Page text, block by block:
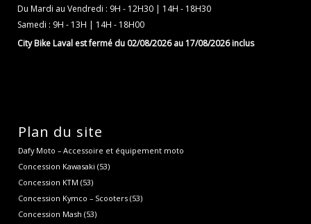
Du Mardi au Vendredi : 9H - 12H30 | 14H - 18H30
Samedi : 9H - 13H | 14H - 18H00
City Bike Laval est fermé du 02/08/2026 au 17/08/2026 inclus
Plan du site
Dafy Moto – Accessoire et équipement moto
Concession Kawasaki (53)
Concession KTM (53)
Concession Kymco – Scooters (53)
Concession Mash (53)